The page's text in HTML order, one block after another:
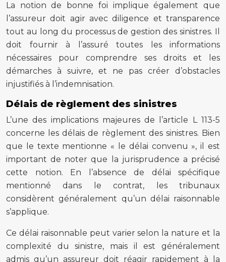
La notion de bonne foi implique également que
l’assureur doit agir avec diligence et transparence
tout au long du processus de gestion des sinistres. Il
doit fournir à l’assuré toutes les informations
nécessaires pour comprendre ses droits et les
démarches à suivre, et ne pas créer d’obstacles
injustifiés à l’indemnisation.
Délais de règlement des sinistres
L’une des implications majeures de l’article L 113-5
concerne les délais de règlement des sinistres. Bien
que le texte mentionne « le délai convenu », il est
important de noter que la jurisprudence a précisé
cette notion. En l’absence de délai spécifique
mentionné dans le contrat, les tribunaux
considèrent généralement qu’un délai raisonnable
s’applique.
Ce délai raisonnable peut varier selon la nature et la
complexité du sinistre, mais il est généralement
admis qu’un assureur doit réagir rapidement à la